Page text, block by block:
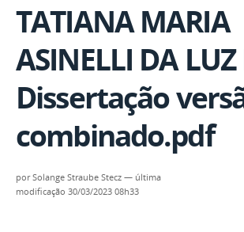
TATIANA MARIA
ASINELLI DA LUZ
Dissertação
combinado.pdf
porSolange Straube Stecz — última
modificação 30/03/2023 08h33